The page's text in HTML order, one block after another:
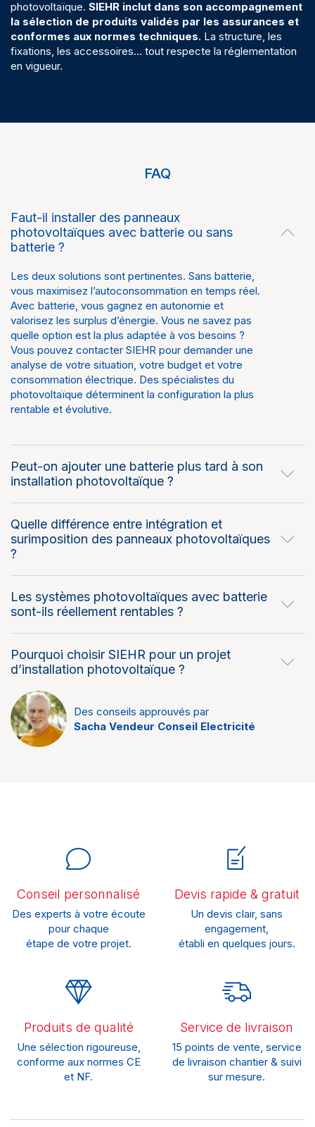
photovoltaïque. SIEHR inclut dans son accompagnement
la sélection de produits validés par les assurances et
conformes aux normes techniques. La structure, les
fixations, les accessoires… tout respecte la réglementation
en vigueur.
FAQ
Faut-il installer des panneaux
photovoltaïques avec batterie ou sans
batterie ?
Les deux solutions sont pertinentes. Sans batterie,
vous maximisez l’autoconsommation en temps réel.
Avec batterie, vous gagnez en autonomie et
valorisez les surplus d’énergie. Vous ne savez pas
quelle option est la plus adaptée à vos besoins ?
Vous pouvez contacter SIEHR pour demander une
analyse de votre situation, votre budget et votre
consommation électrique. Des spécialistes du
photovoltaïque déterminent la configuration la plus
rentable et évolutive.
Peut-on ajouter une batterie plus tard à son
installation photovoltaïque ?
Quelle différence entre intégration et
surimposition des panneaux photovoltaïques
?
Les systèmes photovoltaïques avec batterie
sont-ils réellement rentables ?
Pourquoi choisir SIEHR pour un projet
d’installation photovoltaïque ?
Des conseils approuvés par
Sacha Vendeur Conseil Electricité
Conseil personnalisé
Des experts à votre écoute
pour chaque
étape de votre projet.
Devis rapide & gratuit
Un devis clair, sans
engagement,
établi en quelques jours.
Produits de qualité
Une sélection rigoureuse,
conforme aux normes CE
et NF.
Service de livraison
15 points de vente, service
de livraison chantier & suivi
sur mesure.